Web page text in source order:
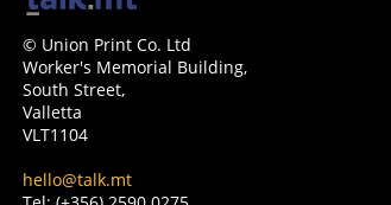
© Union Print Co. Ltd
Worker's Memorial Building,
South Street,
Valletta
VLT1104
hello@talk.mt